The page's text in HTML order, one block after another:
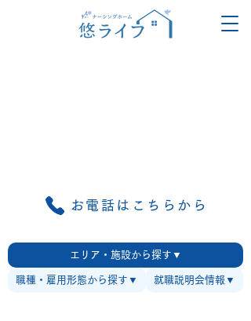
お電話はこちらから
エリア・施設から探す▼
職種・雇用形態から探す▼ 就職説明会情報▼